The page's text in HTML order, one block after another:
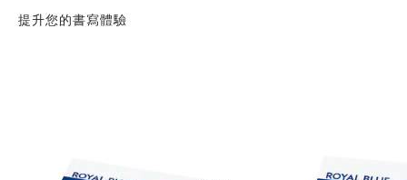
提升您的書寫體驗